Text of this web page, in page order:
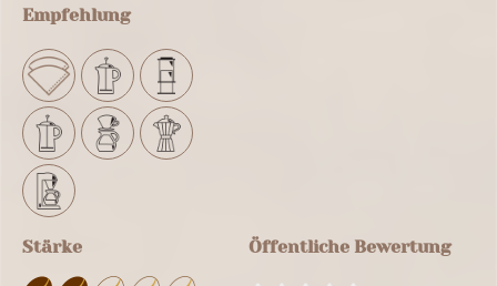
Empfehlung
Stärke Öffentliche Bewertung